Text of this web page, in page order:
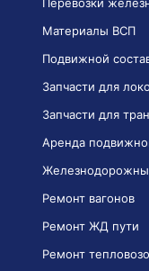
Материалы ВСП
Подвижной
Запчасти для
Запчасти для
Аренда
Ремонт вагонов
Ремонт ЖД пути
Ремонт